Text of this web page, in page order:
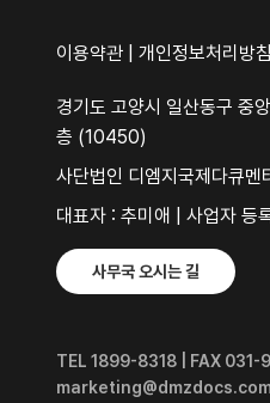
이용약관 개인정보처리방침
경기도 고양시 일산동구 중
층 (10450)
사단법인 디엠지국제다큐멘
대표자 : 추미애 | 사업자
사무국 오시는 길
TEL 1899-8318 | FAX